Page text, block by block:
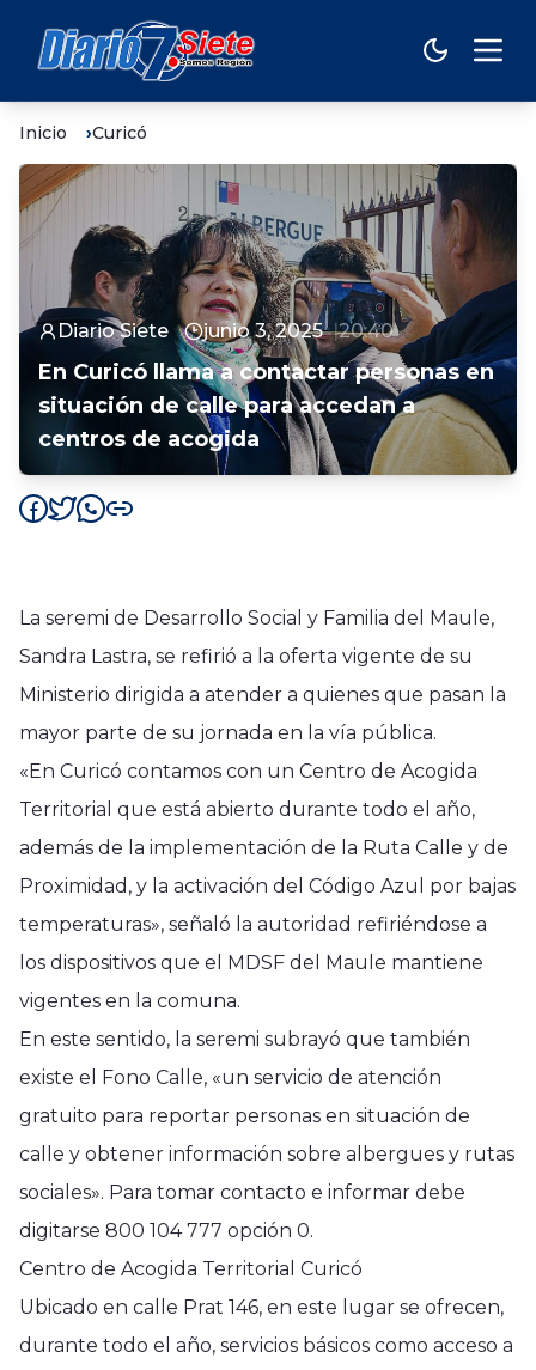
Inicio Curicó
Diario Siete junio 3, 2025 20:40
En Curicó llama a contactar personas en
situación de calle para accedan a
centros de acogida
La seremi de Desarrollo Social y Familia del Maule,
Sandra Lastra, se refirió a la oferta vigente de su
Ministerio dirigida a atender a quienes que pasan la
mayor parte de su jornada en la vía pública.
«En Curicó contamos con un Centro de Acogida
Territorial que está abierto durante todo el año,
además de la implementación de la Ruta Calle y de
Proximidad, y la activación del Código Azul por bajas
temperaturas», señaló la autoridad refiriéndose a
los dispositivos que el MDSF del Maule mantiene
vigentes en la comuna.
En este sentido, la seremi subrayó que también
existe el Fono Calle, «un servicio de atención
gratuito para reportar personas en situación de
calle y obtener información sobre albergues y rutas
sociales». Para tomar contacto e informar debe
digitarse 800 104 777 opción 0.
Centro de Acogida Territorial Curicó
Ubicado en calle Prat 146, en este lugar se ofrecen,
durante todo el año, servicios básicos como acceso a